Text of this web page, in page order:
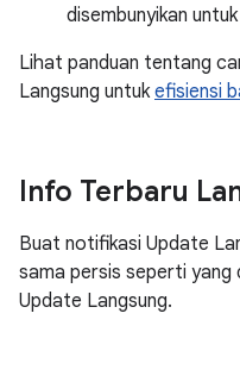
disembunyikan
Lihat panduan tentang
Langsung untuk efisiensi
Info Terbaru
Buat notifikasi Update
sama persis seperti yang
Update Langsung.